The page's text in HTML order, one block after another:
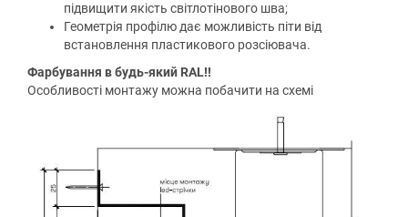
підвищити якість світлотінового шва;
Геометрія профілю дає можливість піти від
встановлення пластикового розсіювача.
Фарбування в будь-який RAL!!
Особливості монтажу можна побачити на схемі